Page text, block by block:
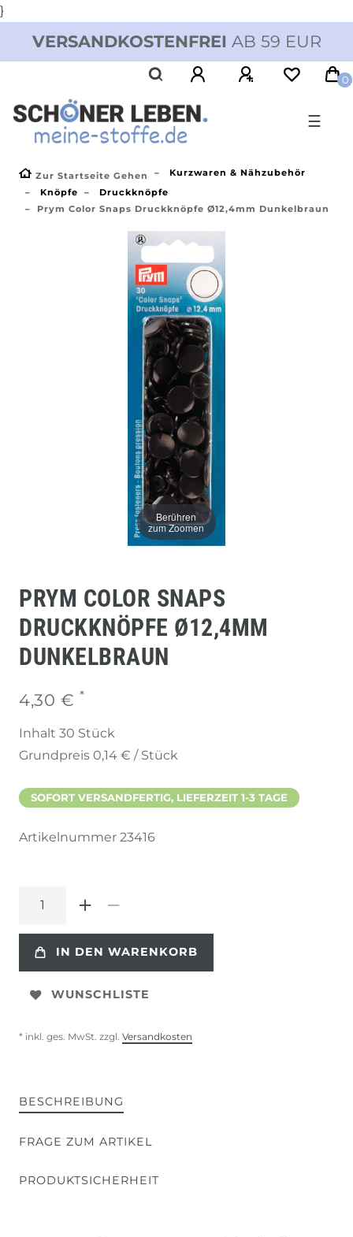
}
VERSANDKOSTENFREI AB 59 EUR
0
☰
Zur Startseite Gehen
Kurzwaren & Nähzubehör
Knöpfe
Druckknöpfe
Prym Color Snaps Druckknöpfe Ø12,4mm Dunkelbraun
Berühren
zum Zoomen
PRYM COLOR SNAPS
DRUCKKNÖPFE Ø12,4MM
DUNKELBRAUN
4,30 € *
Inhalt 30 Stück
Grundpreis 0,14 € / Stück
SOFORT VERSANDFERTIG, LIEFERZEIT 1-3 TAGE
Artikelnummer 23416
IN DEN WARENKORB
WUNSCHLISTE
* inkl. ges. MwSt. zzgl. Versandkosten
BESCHREIBUNG
FRAGE ZUM ARTIKEL
PRODUKTSICHERHEIT